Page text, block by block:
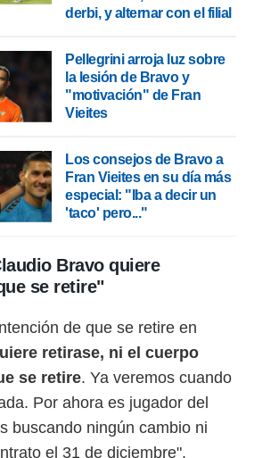
derbi, y alternar con el filial
Pellegrini arroja luz sobre
la lesión de Bravo y
"motivación" de Fran
Vieites
Los consejos de Bravo a
Fran Vieites en su día más
especial: "Iba a decir un
'taco' pero..."
Bravo quiere
se retire"
de que se retire en
retirase, ni el cuerpo
se retire. Ya veremos cuando
Por ahora es jugador del
buscando ningún cambio ni
el 31 de diciembre",